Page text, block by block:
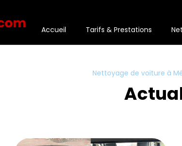
Accueil Tarifs & Prestations
Nettoyage de voiture à